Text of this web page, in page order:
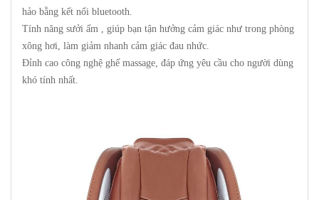
hảo bằng kết nối bluetooth.
Tính năng sưởi ấm , giúp bạn tận hưởng cảm giác như trong phòng
xông hơi, làm giảm nhanh cảm giác đau nhức.
Đỉnh cao công nghệ ghế massage, đáp ứng yêu cầu cho người dùng
khó tính nhất.